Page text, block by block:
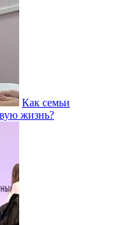
Как семьи
жизнь?